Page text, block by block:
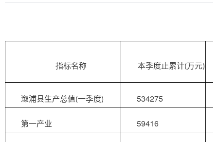
指标名称 本季度止累计(万元)
溆浦县生产总值(一季度) 534275
第一产业 59416